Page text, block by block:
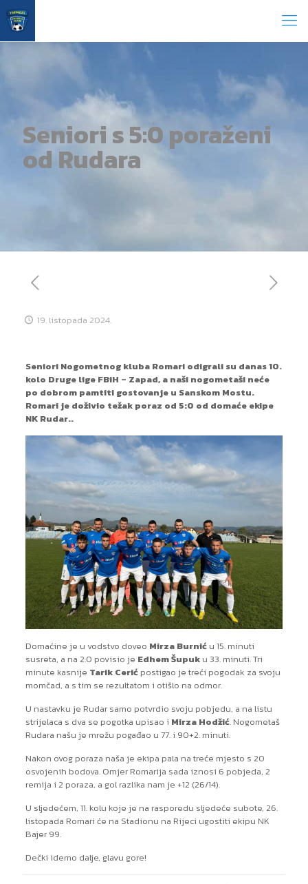
Seniori s 5:0 poraženi
od Rudara
19. listopada 2024.
Seniori Nogometnog kluba Romari odigrali su danas 10.
kolo Druge lige FBiH – Zapad, a naši nogometaši neće
po dobrom pamtiti gostovanje u Sanskom Mostu.
Romari je doživio težak poraz od 5:0 od domaće ekipe
NK Rudar..
Domaćine je u vodstvo doveo Mirza Burnić u 15. minuti
susreta, a na 2:0 povisio je Edhem Šupuk u 33. minuti. Tri
minute kasnije Tarik Cerić postigao je treći pogodak za svoju
momčad, a s tim se rezultatom i otišlo na odmor.
U nastavku je Rudar samo potvrdio svoju pobjedu, a na listu
strijelaca s dva se pogotka upisao i Mirza Hodžić. Nogometaš
Rudara našu je mrežu pogađao u 77. i 90+2. minuti.
Nakon ovog poraza naša je ekipa pala na treće mjesto s 20
osvojenih bodova. Omjer Romarija sada iznosi 6 pobjeda, 2
remija i 2 poraza, a gol razlika nam je +12 (26/14).
U sljedećem, 11. kolu koje je na rasporedu sljedeće subote, 26.
listopada Romari će na Stadionu na Rijeci ugostiti ekipu NK
Bajer 99.
Dečki idemo dalje, glavu gore!